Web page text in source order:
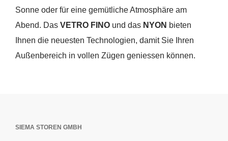
Sonne oder für eine gemütliche Atmosphäre am
Abend. Das VETRO FINOund das NYON bieten
Ihnen die neuesten Technologien, damit Sie Ihren
Außenbereich in vollen Zügen geniessen können.
SIEMA STOREN GMBH